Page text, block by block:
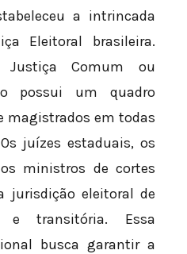
a intrincada
Eleitoral brasileira.
Justiça Comum ou
possui um quadro
magistrados em todas
juízes estaduais, os
ministros de cortes
jurisdição eleitoral de
e transitória. Essa
busca garantir a